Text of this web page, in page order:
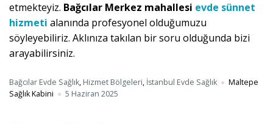
etmekteyiz. Bağcılar Merkez mahallesi evde sünnet
hizmeti alanında profesyonel olduğumuzu
söyleyebiliriz. Aklınıza takılan bir soru olduğunda bizi
arayabilirsiniz.
Bağcılar Evde Sağlık, Hizmet Bölgeleri, İstanbul Evde Sağlık
Maltepe
Sağlık Kabini
5 Haziran 2025